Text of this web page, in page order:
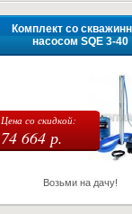
Комплект со
насосом SQE 3-40
Цена со скидкой:
74 664 р.
Возьми на дачу!